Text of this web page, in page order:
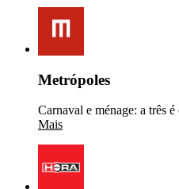
Metrópoles
Carnaval e ménage: a três
Mais